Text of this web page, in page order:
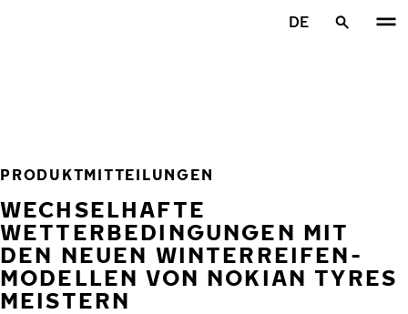
DE
PRODUKTMITTEILUNGEN
WECHSELHAFTE
WETTERBEDINGUNGEN MIT
DEN NEUEN WINTERREIFEN-
MODELLEN VON NOKIAN TYRES
MEISTERN